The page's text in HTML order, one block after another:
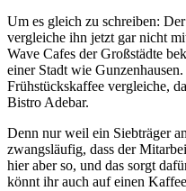
Um es gleich zu schreiben:
vergleiche ihn jetzt gar nicht
Wave Cafes der Großstädte
einer Stadt wie
Frühstückskaffee vergleiche,
Bistro Adebar.
Denn nur weil ein Siebträger
zwangsläufig, dass der
hier aber so, und das sorgt
könnt ihr auch auf einen